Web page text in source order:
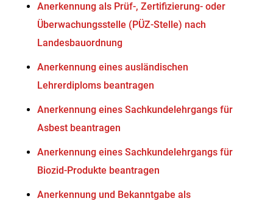
Anerkennung als Prüf-, Zertifizierung- oder
Überwachungsstelle (PÜZ-Stelle) nach
Landesbauordnung
Anerkennung eines ausländischen
Lehrerdiploms beantragen
Anerkennung eines Sachkundelehrgangs für
Asbest beantragen
Anerkennung eines Sachkundelehrgangs für
Biozid-Produkte beantragen
Anerkennung und Bekanntgabe als